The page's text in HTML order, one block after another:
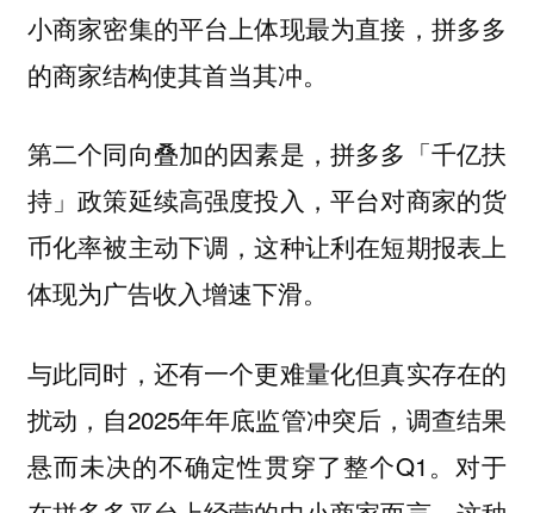
小商家密集的平台上体现最为直接，拼多多
的商家结构使其首当其冲。
第二个同向叠加的因素是，拼多多「千亿扶
持」政策延续高强度投入，平台对商家的货
币化率被主动下调，这种让利在短期报表上
体现为广告收入增速下滑。
与此同时，还有一个更难量化但真实存在的
扰动，自2025年年底监管冲突后，调查结果
悬而未决的不确定性贯穿了整个Q1。对于